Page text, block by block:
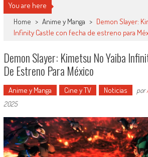
You are here
Home > Anime y Manga > Demon Slayer:
Infinity Castle con fecha de estreno para
Demon Slayer: Kimetsu No Yaiba
De Estreno Para México
Anime y Manga Cine y TV Noticias por
2025